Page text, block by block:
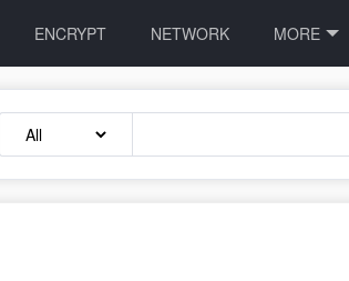
ENCRYPT NETWORK MORE